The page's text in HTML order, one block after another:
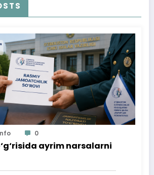
0
ayrim narsalarni